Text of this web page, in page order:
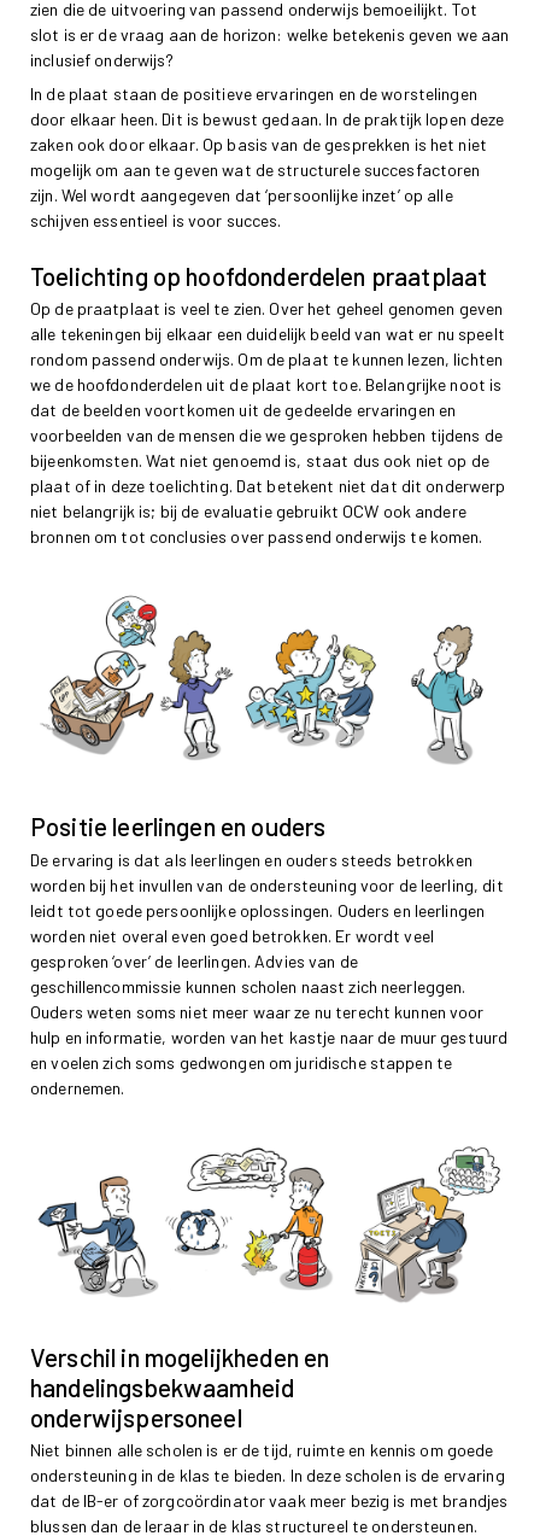
zien die de uitvoering van passend onderwijs bemoeilijkt. Tot
slot is er de vraag aan de horizon: welke betekenis geven we aan
inclusief onderwijs?
In de plaat staan de positieve ervaringen en de worstelingen
door elkaar heen. Dit is bewust gedaan. In de praktijk lopen deze
zaken ook door elkaar. Op basis van de gesprekken is het niet
mogelijk om aan te geven wat de structurele succesfactoren
zijn. Wel wordt aangegeven dat ‘persoonlijke inzet’ op alle
schijven essentieel is voor succes.
Toelichting op hoofdonderdelen praatplaat
Op de praatplaat is veel te zien. Over het geheel genomen geven
alle tekeningen bij elkaar een duidelijk beeld van wat er nu speelt
rondom passend onderwijs. Om de plaat te kunnen lezen, lichten
we de hoofdonderdelen uit de plaat kort toe. Belangrijke noot is
dat de beelden voortkomen uit de gedeelde ervaringen en
voorbeelden van de mensen die we gesproken hebben tijdens de
bijeenkomsten. Wat niet genoemd is, staat dus ook niet op de
plaat of in deze toelichting. Dat betekent niet dat dit onderwerp
niet belangrijk is; bij de evaluatie gebruikt OCW ook andere
bronnen om tot conclusies over passend onderwijs te komen.
Positie leerlingen en ouders
De ervaring is dat als leerlingen en ouders steeds betrokken
worden bij het invullen van de ondersteuning voor de leerling, dit
leidt tot goede persoonlijke oplossingen. Ouders en leerlingen
worden niet overal even goed betrokken. Er wordt veel
gesproken ‘over’ de leerlingen. Advies van de
geschillencommissie kunnen scholen naast zich neerleggen.
Ouders weten soms niet meer waar ze nu terecht kunnen voor
hulp en informatie, worden van het kastje naar de muur gestuurd
en voelen zich soms gedwongen om juridische stappen te
ondernemen.
Verschil in mogelijkheden en
handelingsbekwaamheid
onderwijspersoneel
Niet binnen alle scholen is er de tijd, ruimte en kennis om goede
ondersteuning in de klas te bieden. In deze scholen is de ervaring
dat de IB-er of zorgcoördinator vaak meer bezig is met brandjes
blussen dan de leraar in de klas structureel te ondersteunen.